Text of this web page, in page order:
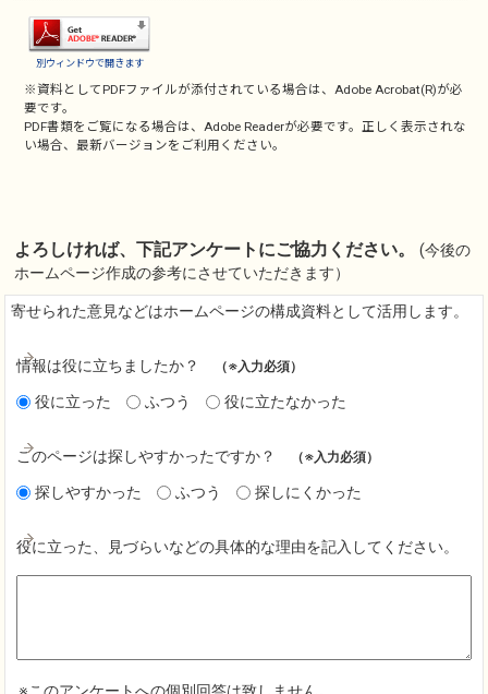
別ウィンドウで開きます
※資料としてPDFファイルが添付されている場合は、Adobe Acrobat(R)が必
要です。
PDF書類をご覧になる場合は、Adobe Readerが必要です。正しく表示されな
い場合、最新バージョンをご利用ください。